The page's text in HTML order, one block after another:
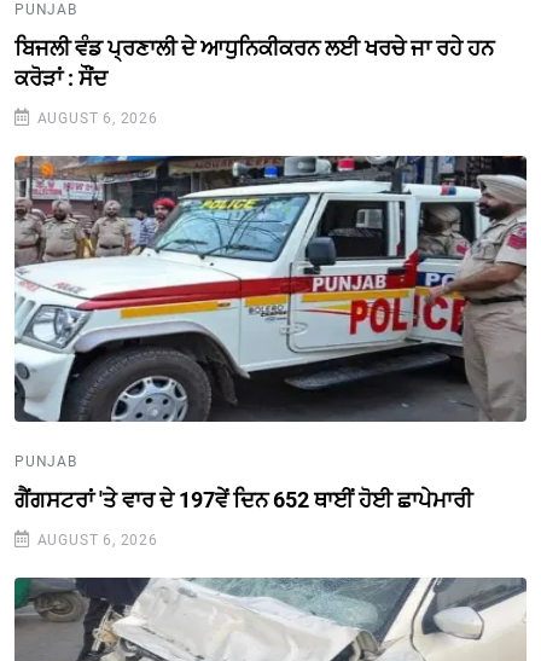
PUNJAB
ਬਿਜਲੀ ਵੰਡ ਪ੍ਰਣਾਲੀ ਦੇ ਆਧੁਨਿਕੀਕਰਨ ਲਈ ਖਰਚੇ ਜਾ ਰਹੇ ਹਨ
ਕਰੋੜਾਂ : ਸੌਂਦ
AUGUST 6, 2026
PUNJAB
ਗੈਂਗਸਟਰਾਂ 'ਤੇ ਵਾਰ ਦੇ 197ਵੇਂ ਦਿਨ 652 ਥਾਈਂ ਹੋਈ ਛਾਪੇਮਾਰੀ
AUGUST 6, 2026